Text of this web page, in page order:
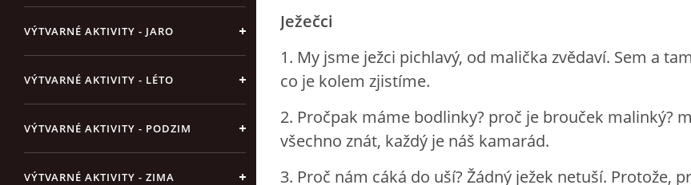
VÝTVARNÉ AKTIVITY - JARO
VÝTVARNÉ AKTIVITY - LÉTO
VÝTVARNÉ AKTIVITY - PODZIM
VÝTVARNÉ AKTIVITY - ZIMA
Ježečci
1. My jsme ježci pichlavý, od malička zvědaví. Sem a
co je kolem zjistíme.
2. Pročpak máme bodlinky? proč je brouček malinký?
všechno znát, každý je náš kamarád.
3. Proč nám cáká do uší? Žádný ježek netuší. Protože,